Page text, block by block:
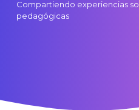
Compartiendo experiencias
pedagógicas